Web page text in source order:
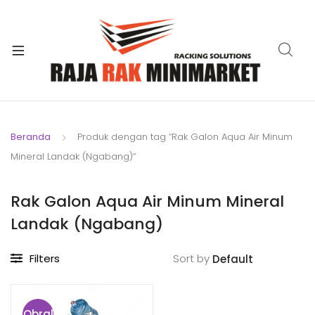
Beranda
Produk dengan tag “Rak Galon Aqua Air Minum
Mineral Landak (Ngabang)”
Rak Galon Aqua Air Minum Mineral
Landak (Ngabang)
Filters Sort by